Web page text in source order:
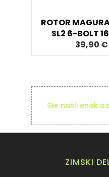
ROTOR
SL2 6-BOLT
39,90 €
Ste našli enak
ZIMSKI